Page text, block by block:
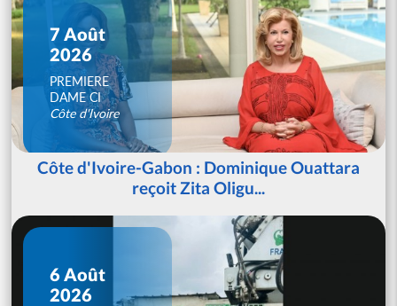
7 Août
2026
PREMIERE
DAME CI
Côte d'Ivoire
Côte d'Ivoire-Gabon : Dominique Ouattara
reçoit Zita Oligu...
6 Août
2026